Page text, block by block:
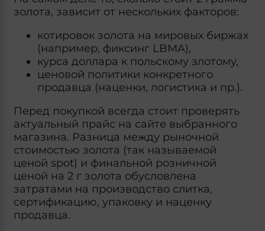
золота, зависит от нескольких факторов:
котировок золота на мировых биржах
(например, фиксинг LBMA),
курса доллара к польскому злотому,
ценовой политики конкретного
продавца (наценки, логистика и пр.).
Перед покупкой всегда стоит проверять
актуальный прайс на сайте выбранного
магазина. Разница между рыночной
стоимостью золота (так называемой
ценой spot) и финальной розничной
ценой на 2 г золота обусловлена
затратами на производство слитка,
сертификацию, упаковку и наценку
продавца.